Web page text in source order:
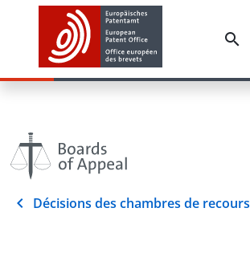
Décisions des chambres de recours